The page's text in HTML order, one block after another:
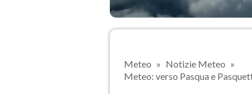
Meteo
Notizie Meteo
Meteo: verso Pasqua e